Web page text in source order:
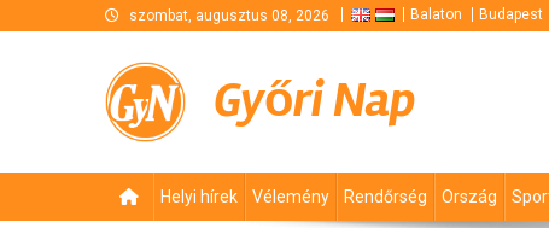
szombat, augusztus 08, 2026 Balaton Budapest
Győri Nap
Helyi hírek Vélemény Rendőrség Ország